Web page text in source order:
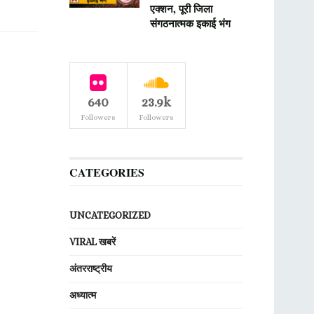
एक्शन, पूरी जिला
संगठनात्मक इकाई भंग
640
Followers
23.9k
Followers
CATEGORIES
UNCATEGORIZED
VIRAL खबरें
अंतरराष्ट्रीय
अध्यात्म